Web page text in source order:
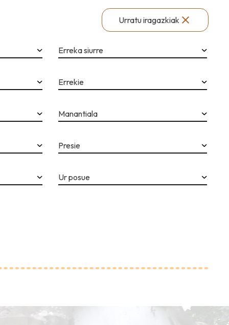
Urratu iragazkiak
Erreka siurre
Errekie
Manantiala
Presie
Ur posue